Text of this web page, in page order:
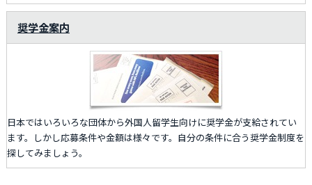
奨学金案内
日本ではいろいろな団体から外国人留学生向けに奨学金が支給されてい
ます。しかし応募条件や金額は様々です。自分の条件に合う奨学金制度を
探してみましょう。